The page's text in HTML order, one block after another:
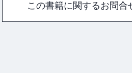
この書籍に関するお問合